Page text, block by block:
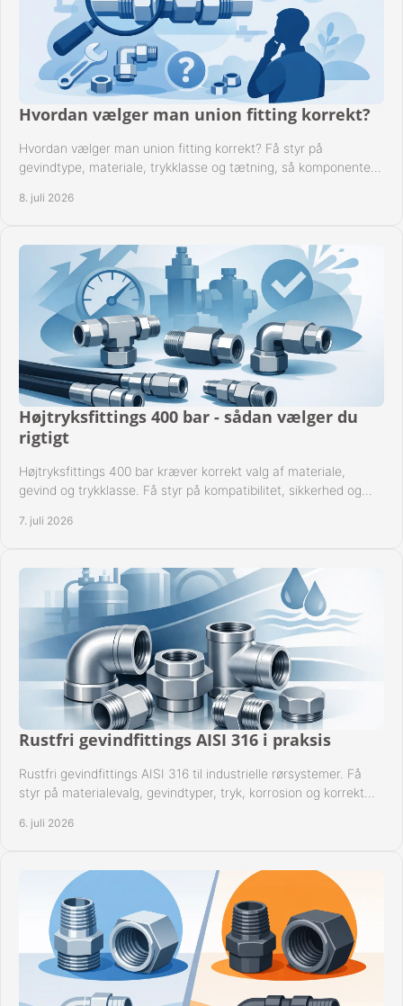
Hvordan vælger man union fitting korrekt?
Hvordan vælger man union fitting korrekt? Få styr på
gevindtype, materiale, trykklasse og tætning, så komponenten
8. juli 2026
Højtryksfittings 400 bar - sådan vælger du
rigtigt
Højtryksfittings 400 bar kræver korrekt valg af materiale,
gevind og trykklasse. Få styr på kompatibilitet, sikkerhed og
7. juli 2026
Rustfri gevindfittings AISI 316 i praksis
Rustfri gevindfittings AISI 316 til industrielle rørsystemer. Få
styr på materialevalg, gevindtyper, tryk, korrosion og korrekt
6. juli 2026